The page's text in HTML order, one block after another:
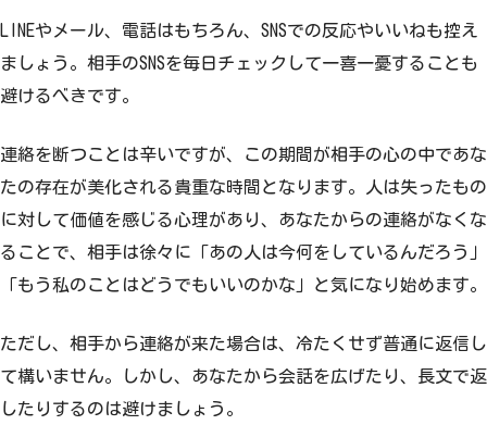
LINEやメール、電話はもちろん、SNSでの反応やいいねも控え
ましょう。相手のSNSを毎日チェックして一喜一憂することも
避けるべきです。
連絡を断つことは辛いですが、この期間が相手の心の中であな
たの存在が美化される貴重な時間となります。人は失ったもの
に対して価値を感じる心理があり、あなたからの連絡がなくな
ることで、相手は徐々に「あの人は今何をしているんだろう」
「もう私のことはどうでもいいのかな」と気になり始めます。
ただし、相手から連絡が来た場合は、冷たくせず普通に返信し
て構いません。しかし、あなたから会話を広げたり、長文で返
したりするのは避けましょう。